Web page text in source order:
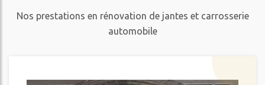
Nos prestations en rénovation de jantes et carrosserie
automobile